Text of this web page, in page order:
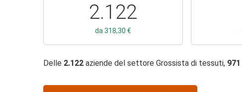
2.122
da 318,30 €
Delle 2.122 aziende del settore Grossista di tessuti, 971